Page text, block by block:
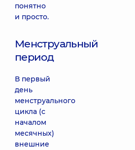
понятно
и просто.
Менструальный
период
В первый
день
менструального
цикла (с
началом
месячных)
внешние